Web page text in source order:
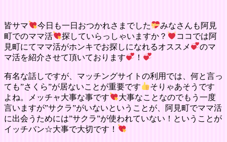
皆サマ 今日も一日おつかれさまでした
みなさんも阿見
町でのママ活
探していらっしゃいますか？
ココでは阿
見町にてママ活がホンキでお探しになれるオススメ
のマ
マ活を紹介させて頂いております
！
有名な話しですが、マッチングサイトの利用では、何と言っ
ても”さくら”が居ないことが重要です
そりゃあそうです
よね。メッチャ大事な事です
大事なことなのでもう一度
言いますが”サクラ”がいないということが、阿見町でママ活
に出会うためには”サクラ”が使われていない！ということが
イッチバン☆大事で大切です！